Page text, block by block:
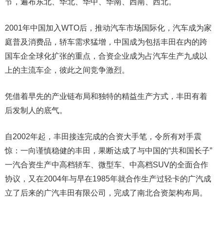
节，遍布东北、华北、华中、华南、西南、西北。
2001年中国加入WTO后，推动汽车市场国际化，汽车成为家
庭普及消费品，轿车需求猛增，中国成为包括丰田在内的跨
国车企全球化扩张的重点，合资企业成为占汽车生产九成以
上的主流车企，彼此之间竞争激烈。
凭借着早先的产业链布局和独特的精益生产方式，丰田有着
后发制人的底气。
自2002年起，丰田接连完成的合资大手笔，令所有对手震
惊：一向谨慎稳健的丰田，果断达成了与中国的“共和国长子”
一汽合资生产中高档轿车、微型车、中高档SUV的全面合作
协议，又在2004年与早在1985年就合作生产过轻卡的广汽成
立了后来的广汽丰田有限公司，完成了南北合资架构布局。